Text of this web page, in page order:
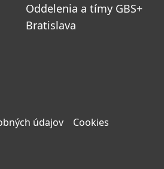
Oddelenia a tímy GBS+
Bratislava
údajov Cookies